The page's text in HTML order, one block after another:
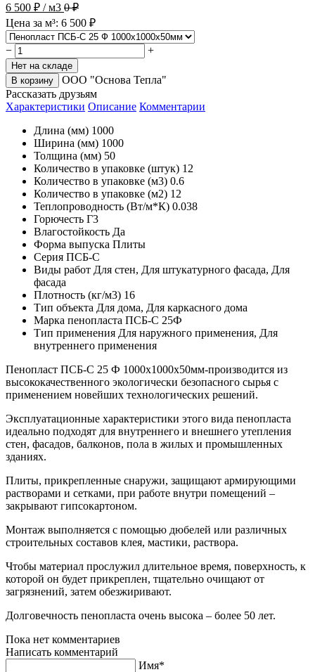
6 500 ₽ / м3 0₽
Цена за м³: 6 500 ₽
− +
Нет на складе
В корзину
ООО "Основа Тепла"
Рассказать друзьям
Характеристики Описание Комментарии
Длина (мм) 1000
Ширина (мм) 1000
Толщина (мм) 50
Количество в упаковке (штук) 12
Количество в упаковке (м3) 0.6
Количество в упаковке (м2) 12
Теплопроводность (Вт/м*К) 0.038
Горючесть Г3
Влагостойкость Да
Форма выпуска Плиты
Серия ПСБ-С
Виды работ Для стен, Для штукатурного фасада, Для
фасада
Плотность (кг/м3) 16
Тип объекта Для дома, Для каркасного дома
Марка пенопласта ПСБ-С 25Ф
Тип применения Для наружного применения, Для
внутреннего применения
Пенопласт ПСБ-С 25 Ф 1000x1000x50мм-производится из
высококачественного экологически безопасного сырья с
применением новейших технологических решений.
Эксплуатационные характеристики этого вида пенопласта
идеально подходят для внутреннего и внешнего утепления
стен, фасадов, балконов, пола в жилых и промышленных
зданиях.
Плиты, прикрепленные снаружи, защищают армирующими
растворами и сетками, при работе внутри помещений –
закрывают гипсокартоном.
Монтаж выполняется с помощью дюбелей или различных
строительных составов клея, мастики, раствора.
Чтобы материал прослужил длительное время, поверхность, к
которой он будет прикреплен, тщательно очищают от
загрязнений, затем обезжиривают.
Долговечность пенопласта очень высока – более 50 лет.
Пока нет комментариев
Написать комментарий
Имя*